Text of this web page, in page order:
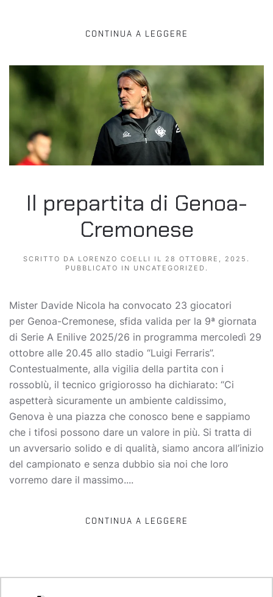
CONTINUA A LEGGERE
Il prepartita di Genoa-
Cremonese
SCRITTO DA LORENZO COELLI IL 28 OTTOBRE, 2025 .
PUBBLICATO IN UNCATEGORIZED .
Mister Davide Nicola ha convocato 23 giocatori
per Genoa-Cremonese, sfida valida per la 9ª giornata
di Serie A Enilive 2025/26 in programma mercoledì 29
ottobre alle 20.45 allo stadio “Luigi Ferraris”.
Contestualmente, alla vigilia della partita con i
rossoblù, il tecnico grigiorosso ha dichiarato: “Ci
aspetterà sicuramente un ambiente caldissimo,
Genova è una piazza che conosco bene e sappiamo
che i tifosi possono dare un valore in più. Si tratta di
un avversario solido e di qualità, siamo ancora all’inizio
del campionato e senza dubbio sia noi che loro
vorremo dare il massimo....
CONTINUA A LEGGERE